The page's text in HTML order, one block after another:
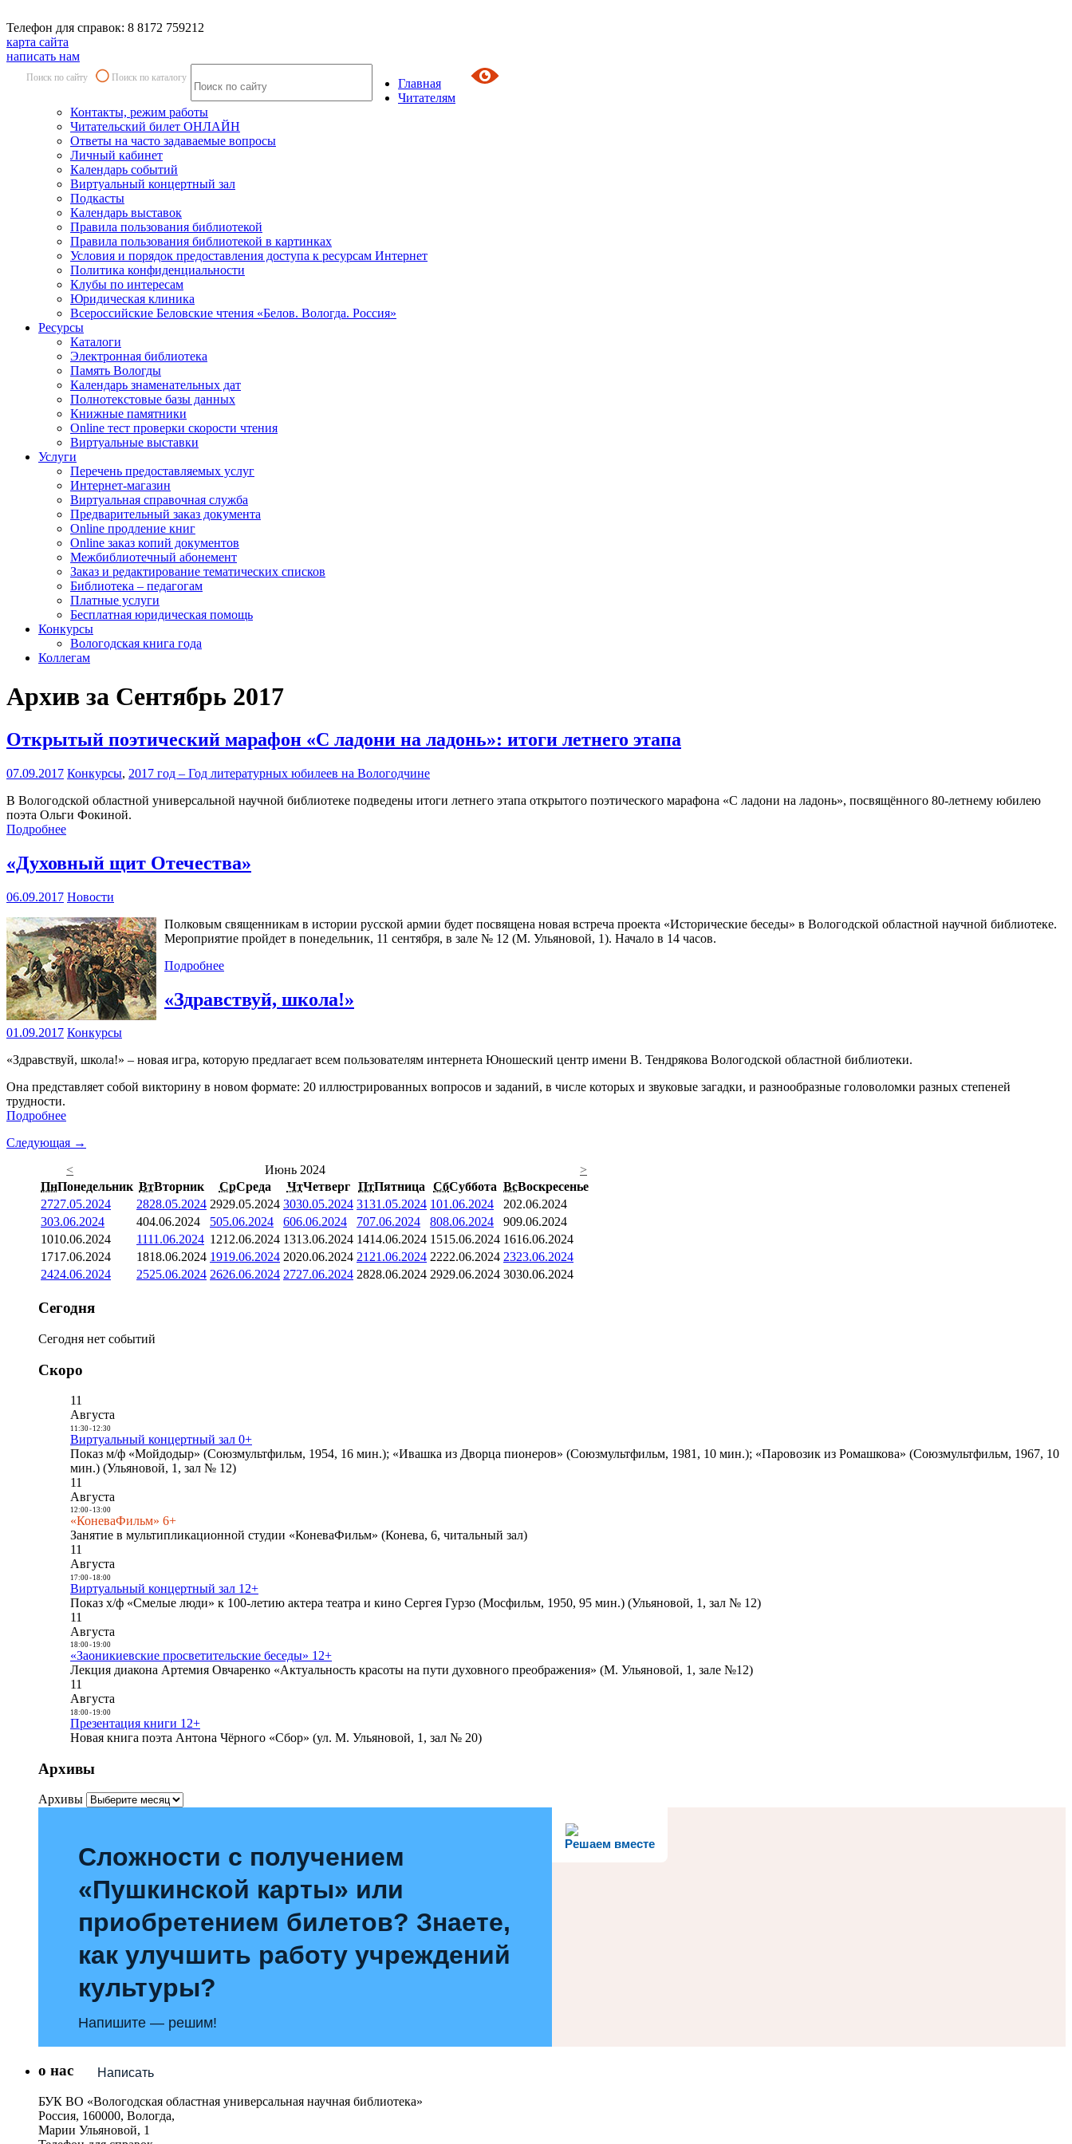
Телефон для справок: 8 8172 759212
карта сайта
написать нам
Поиск по сайту Поиск по каталогу
Главная
Читателям
Контакты, режим работы
Читательский билет ОНЛАЙН
Ответы на часто задаваемые вопросы
Личный кабинет
Календарь событий
Виртуальный концертный зал
Подкасты
Календарь выставок
Правила пользования библиотекой
Правила пользования библиотекой в картинках
Условия и порядок предоставления доступа к ресурсам Интернет
Политика конфиденциальности
Клубы по интересам
Юридическая клиника
Всероссийские Беловские чтения «Белов. Вологда. Россия»
Ресурсы
Каталоги
Электронная библиотека
Память Вологды
Календарь знаменательных дат
Полнотекстовые базы данных
Книжные памятники
Online тест проверки скорости чтения
Виртуальные выставки
Услуги
Перечень предоставляемых услуг
Интернет-магазин
Виртуальная справочная служба
Предварительный заказ документа
Online продление книг
Online заказ копий документов
Межбиблиотечный абонемент
Заказ и редактирование тематических списков
Библиотека – педагогам
Платные услуги
Бесплатная юридическая помощь
Конкурсы
Вологодская книга года
Коллегам
Архив за Сентябрь 2017
Открытый поэтический марафон «С ладони на ладонь»: итоги летнего этапа
07.09.2017 Конкурсы, 2017 год – Год литературных юбилеев на Вологодчине
В Вологодской областной универсальной научной библиотеке подведены итоги летнего этапа открытого поэтического марафона «С ладони на ладонь», посвящённого 80-летнему юбилею
поэта Ольги Фокиной.
Подробнее
«Духовный щит Отечества»
06.09.2017 Новости
Полковым священникам в истории русской армии будет посвящена новая встреча проекта «Исторические беседы» в Вологодской областной научной библиотеке.
Мероприятие пройдет в понедельник, 11 сентября, в зале № 12 (М. Ульяновой, 1). Начало в 14 часов.
Подробнее
«Здравствуй, школа!»
01.09.2017 Конкурсы
«Здравствуй, школа!» – новая игра, которую предлагает всем пользователям интернета Юношеский центр имени В. Тендрякова Вологодской областной библиотеки.
Она представляет собой викторину в новом формате: 20 иллюстрированных вопросов и заданий, в числе которых и звуковые загадки, и разнообразные головоломки разных степеней
трудности.
Подробнее
Следующая →
<
Июнь 2024
>
ПнПонедельник ВтВторник СрСреда ЧтЧетверг ПтПятница СбСуббота ВсВоскресенье
2727.05.2024 2828.05.2024 2929.05.2024 3030.05.2024 3131.05.2024 101.06.2024 202.06.2024
303.06.2024 404.06.2024 505.06.2024 606.06.2024 707.06.2024 808.06.2024 909.06.2024
1010.06.2024 1111.06.2024 1212.06.2024 1313.06.2024 1414.06.2024 1515.06.2024 1616.06.2024
1717.06.2024 1818.06.2024 1919.06.2024 2020.06.2024 2121.06.2024 2222.06.2024 2323.06.2024
2424.06.2024 2525.06.2024 2626.06.2024 2727.06.2024 2828.06.2024 2929.06.2024 3030.06.2024
Сегодня
Сегодня нет событий
Скоро
11
Августа
11:30- 12:30
Виртуальный концертный зал 0+
Показ м/ф «Мойдодыр» (Союзмультфильм, 1954, 16 мин.); «Ивашка из Дворца пионеров» (Союзмультфильм, 1981, 10 мин.); «Паровозик из Ромашкова» (Союзмультфильм, 1967, 10
мин.) (Ульяновой, 1, зал № 12)
11
Августа
12:00- 13:00
«КоневаФильм» 6+
Занятие в мультипликационной студии «КоневаФильм» (Конева, 6, читальный зал)
11
Августа
17:00- 18:00
Виртуальный концертный зал 12+
Показ х/ф «Смелые люди» к 100-летию актера театра и кино Сергея Гурзо (Мосфильм, 1950, 95 мин.) (Ульяновой, 1, зал № 12)
11
Августа
18:00- 19:00
«Заоникиевские просветительские беседы» 12+
Лекция диакона Артемия Овчаренко «Актуальность красоты на пути духовного преображения» (М. Ульяновой, 1, зале №12)
11
Августа
18:00- 19:00
Презентация книги 12+
Новая книга поэта Антона Чёрного «Сбор» (ул. М. Ульяновой, 1, зал № 20)
Архивы
Архивы
Решаем вместе
Сложности с получением
«Пушкинской карты» или
приобретением билетов? Знаете,
как улучшить работу учреждений
культуры?
Напишите — решим!
Написать
о нас
БУК ВО «Вологодская областная универсальная научная библиотека»
Россия, 160000, Вологда,
Марии Ульяновой, 1